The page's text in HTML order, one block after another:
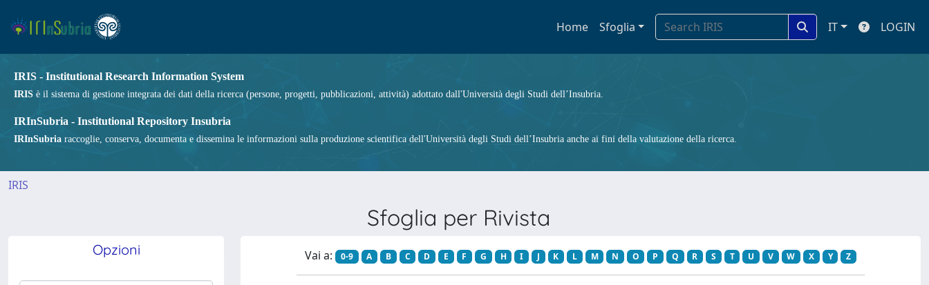
Home Sfoglia IT LOGIN
IRIS - Institutional Research Information System
IRIS è il sistema di gestione integrata dei dati della ricerca (persone, progetti, pubblicazioni, attività) adottato dall'Università degli Studi dell’Insubria.
IRInSubria - Institutional Repository Insubria
IRInSubria raccoglie, conserva, documenta e dissemina le informazioni sulla produzione scientifica dell'Università degli Studi dell’Insubria anche ai fini della valutazione della ricerca.
IRIS
Sfoglia per Rivista
Opzioni Vai a: 0-9 A B C D E F G H I J K L M N O P Q R S T U V W X Y Z